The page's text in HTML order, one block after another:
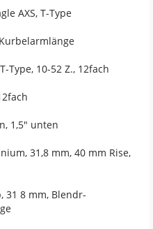
AXS, T-Type
Type, 10-52 Z., 12fach
1,5" unten
31,8 mm, 40 mm Rise,
31 8 mm, Blendr-